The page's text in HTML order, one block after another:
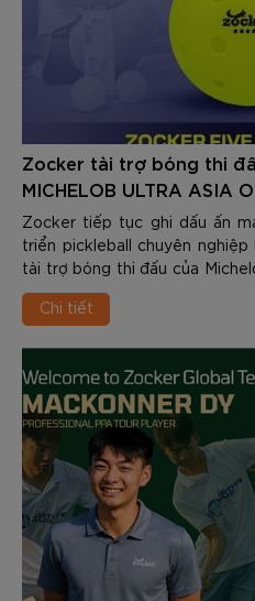
Zocker tài trợ bóng thi
MICHELOB ULTRA ASIA
TOURNAMENT 2026
Zocker tiếp tục ghi dấu ấn
triển pickleball chuyên
tài trợ bóng thi đấu của
Tournament 2026 – một trong
mô lớn và được mong chờ nhất
Chi tiết